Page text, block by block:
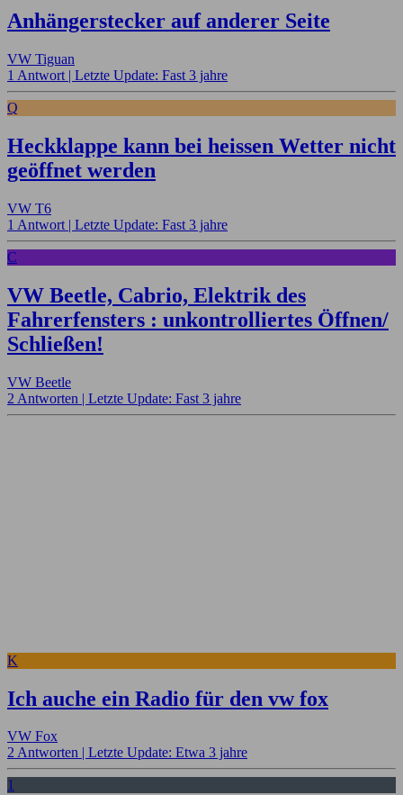
Anhängerstecker auf anderer Seite
VW Tiguan
1 Antwort | Letzte Update: Fast 3 jahre
Q
Heckklappe kann bei heissen Wetter nicht
geöffnet werden
VW T6
1 Antwort | Letzte Update: Fast 3 jahre
C
VW Beetle, Cabrio, Elektrik des
Fahrerfensters : unkontrolliertes Öffnen/
Schließen!
VW Beetle
2 Antworten | Letzte Update: Fast 3 jahre
K
Ich auche ein Radio für den vw fox
VW Fox
2 Antworten | Letzte Update: Etwa 3 jahre
1